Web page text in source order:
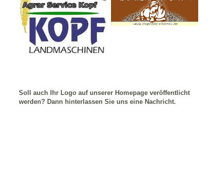
Soll auch Ihr Logo auf unserer Homepage veröffentlicht
werden? Dann hinterlassen Sie uns eine Nachricht.